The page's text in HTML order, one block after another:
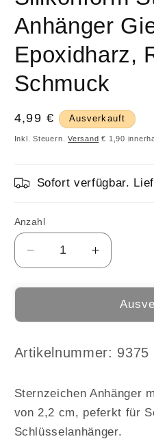
Anhänger
Epoxidharz,
Schmuck
Normaler
Preis
4,99 € Ausverkauft
Inkl. Steuern.Versand € 1,90
Sofort verfügbar.
Anzahl
Anzahl
Verringere
die
Menge
Silikonform
Anhänger
Epoxidharz,
Raysin
DIY
Erhöhe
die
Menge
Anhänger
Raysin
DIY
Arktikelnummer:
Artikelnummer: 9375
Sternzeichen Anhänger
von 2,2 cm, peferkt für
Schlüsselanhänger.